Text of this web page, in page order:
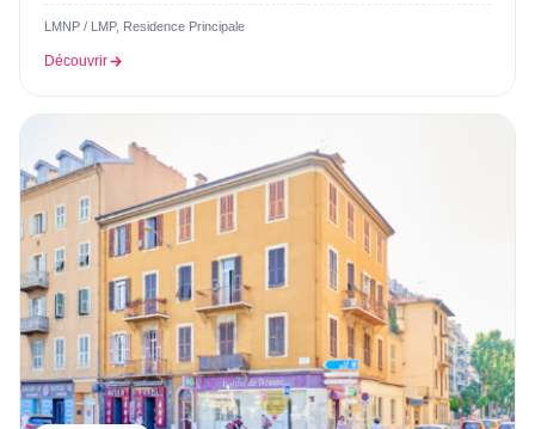
LMNP / LMP, Residence Principale
Découvrir